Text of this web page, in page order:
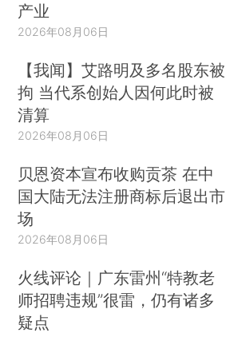
产业
2026年08月06日
【我闻】艾路明及多名股东被
拘 当代系创始人因何此时被
清算
2026年08月06日
贝恩资本宣布收购贡茶 在中
国大陆无法注册商标后退出市
场
2026年08月06日
火线评论｜广东雷州“特教老
师招聘违规”很雷，仍有诸多
疑点